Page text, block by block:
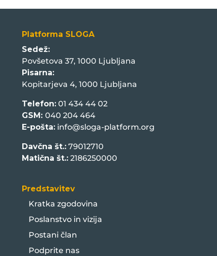
Platforma SLOGA
Sedež:
Povšetova 37, 1000 Ljubljana
Pisarna:
Kopitarjeva 4, 1000 Ljubljana
Telefon:01 434 44 02
GSM: 040 204 464
E-pošta: info@sloga-platform.org
Davčna št.:79012710
Matična št.:2186250000
Predstavitev
Kratka zgodovina
Poslanstvo in vizija
Postani član
Podprite nas